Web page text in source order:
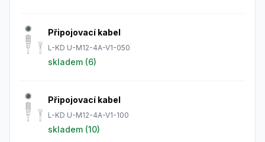
Připojovací kabel
L-KD U-M12-4A-V1-050
skladem (6)
Připojovací kabel
L-KD U-M12-4A-V1-100
skladem (10)